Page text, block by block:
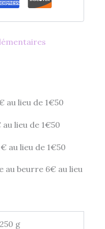
au lieu de 1€50
lieu de 1€50
au lieu de 1€50
au beurre 6€ au lieu
250 g